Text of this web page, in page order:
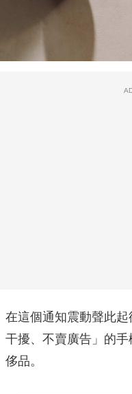
在這個通知震動聲此
干擾、不賣廣告」的
侈品。